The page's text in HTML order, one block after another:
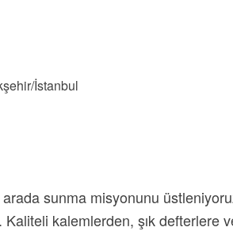
İstanbul
arada sunma misyonunu
kalemlerden, şık defterlere